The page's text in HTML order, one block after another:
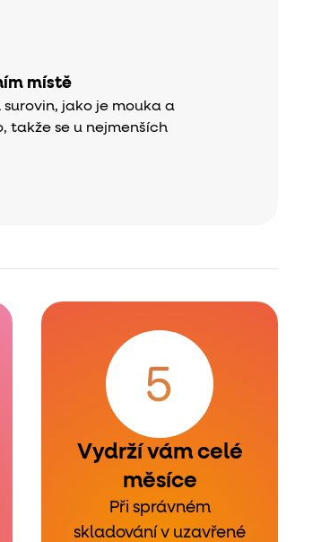
místě
jako je mouka a
takže se u nejmenších
Vydrží vám celé
měsíce
Při správném
skladování v uzavřené